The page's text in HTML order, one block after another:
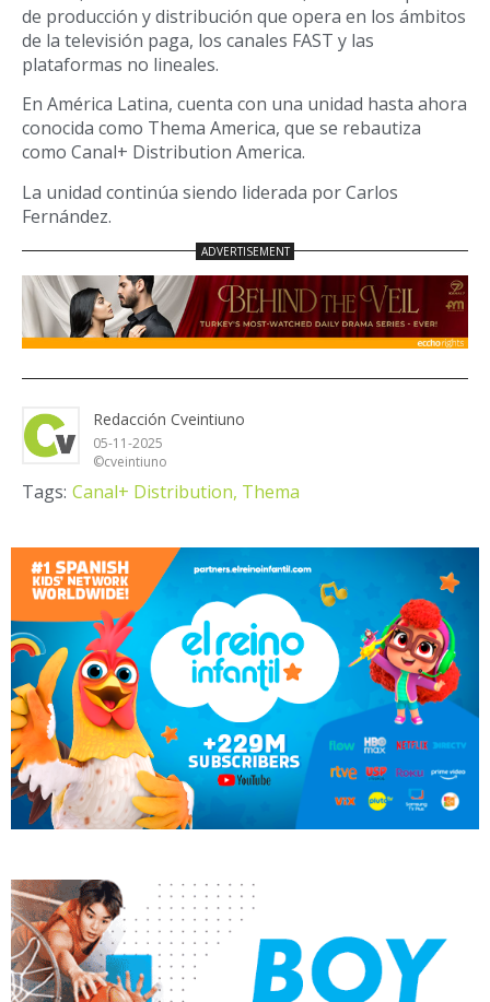
de producción y distribución que opera en los ámbitos
de la televisión paga, los canales FAST y las
plataformas no lineales.
En América Latina, cuenta con una unidad hasta ahora
conocida como Thema America, que se rebautiza
como Canal+ Distribution America.
La unidad continúa siendo liderada por Carlos
Fernández.
Redacción Cveintiuno
05-11-2025
©cveintiuno
Tags: Canal+ Distribution, Thema